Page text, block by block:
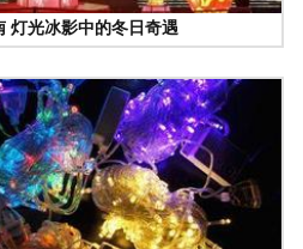
灯光冰影中的冬日奇遇